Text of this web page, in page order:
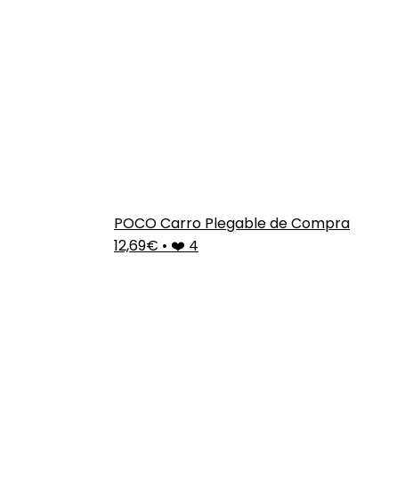
POCO Carro Plegable de Compra
12,69€ • ❤️ 4